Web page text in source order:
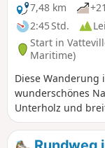
7,48 km
2:45 Std.
Start in
Maritime)
Diese Wanderung
wunderschönes
Unterholz und
symbolträchtigen
dem Rond du